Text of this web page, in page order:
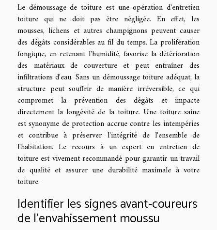
Le démoussage de toiture est une opération d'entretien
toiture qui ne doit pas être négligée. En effet, les
mousses, lichens et autres champignons peuvent causer
des dégâts considérables au fil du temps. La prolifération
fongique, en retenant l'humidité, favorise la détérioration
des matériaux de couverture et peut entraîner des
infiltrations d'eau. Sans un démoussage toiture adéquat, la
structure peut souffrir de manière irréversible, ce qui
compromet la prévention des dégâts et impacte
directement la longévité de la toiture. Une toiture saine
est synonyme de protection accrue contre les intempéries
et contribue à préserver l'intégrité de l'ensemble de
l'habitation. Le recours à un expert en entretien de
toiture est vivement recommandé pour garantir un travail
de qualité et assurer une durabilité maximale à votre
toiture.
Identifier les signes avant-coureurs
de l'envahissement moussu